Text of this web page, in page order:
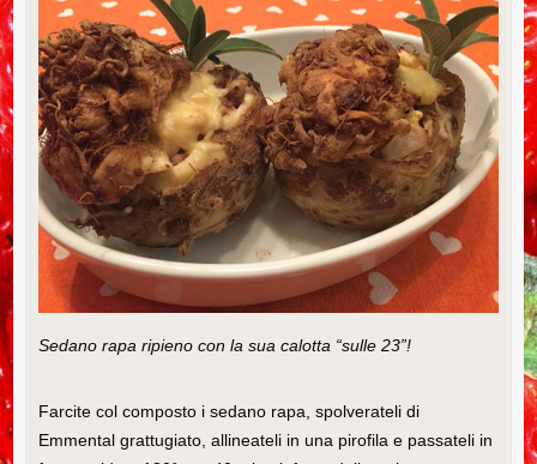
Sedano rapa ripieno con la sua calotta “sulle 23”!
Farcite col composto i sedano rapa, spolverateli di
Emmental grattugiato, allineateli in una pirofila e passateli in